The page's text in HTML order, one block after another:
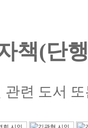
책(단
련 도서